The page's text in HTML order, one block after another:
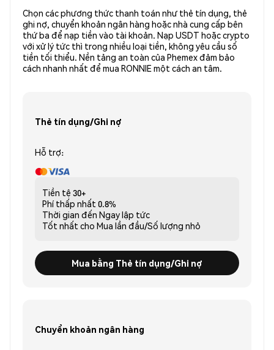
Chọn các phương thức thanh toán như thẻ tín dụng, thẻ
ghi nợ, chuyển khoản ngân hàng hoặc nhà cung cấp bên
thứ ba để nạp tiền vào tài khoản. Nạp USDT hoặc crypto
với xử lý tức thì trong nhiều loại tiền, không yêu cầu số
tiền tối thiểu. Nền tảng an toàn của Phemex đảm bảo
cách nhanh nhất để mua RONNIE một cách an tâm.
Thẻ tín dụng/Ghi nợ
Hỗ trợ:
Tiền tệ 30+
Phí thấp nhất 0.8%
Thời gian đến Ngay lập tức
Tốt nhất cho Mua lần đầu/Số lượng nhỏ
Mua bằng Thẻ tín dụng/Ghi nợ
Chuyển khoản ngân hàng